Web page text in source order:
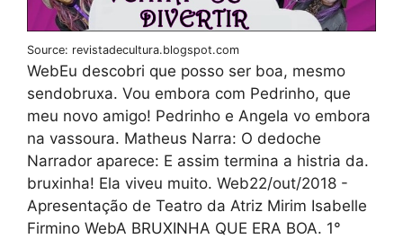
Source: revistadecultura.blogspot.com
WebEu descobri que posso ser boa, mesmo
sendobruxa. Vou embora com Pedrinho, que
meu novo amigo! Pedrinho e Angela vo embora
na vassoura. Matheus Narra: O dedoche
Narrador aparece: E assim termina a histria da.
bruxinha! Ela viveu muito. Web22/out/2018 -
Apresentação de Teatro da Atriz Mirim Isabelle
Firmino WebA BRUXINHA QUE ERA BOA. 1°